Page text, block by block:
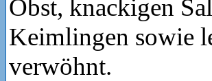
Obst, knackigen
Keimlingen sowie
verwöhnt.